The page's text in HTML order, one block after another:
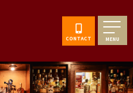
CONTACT MENU